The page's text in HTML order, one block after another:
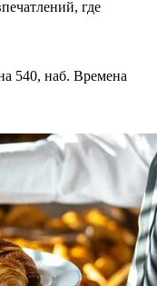
где
540, наб. Времена